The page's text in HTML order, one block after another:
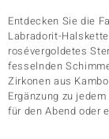
Entdecken Sie die
Labradorit-
rosévergoldetes
fesselnden
Zirkonen aus
Ergänzung zu
für den Abend oder